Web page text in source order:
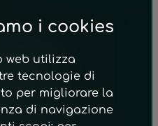
i cookies
web utilizza
tecnologie di
per migliorare la
di navigazione
Convalescenza
Digerente
Cardiaca e Visiva
Tiroidea
ed Edemi